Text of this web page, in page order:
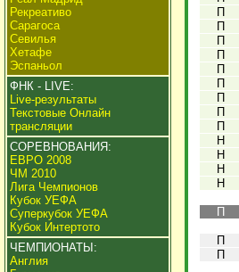
Рекреативо
Сарагоса
Севилья
Хетафе
Эспаньол
ФНК - LIVE:
Live-результаты
Текстовые Онлайн
трансляции
СОРЕВНОВАНИЯ:
ЕВРО 2008
ЧМ 2010
Лига Чемпионов
Кубок УЕФА
Суперкубок УЕФА
Кубок Интертото
ЧЕМПИОНАТЫ:
Англия
П
П
П
П
П
П
П
П
П
Н
Н
Н
Н
П
П
П